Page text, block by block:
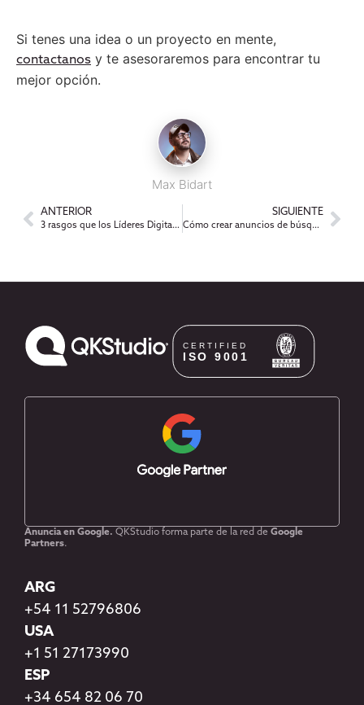
Si tenes una idea o un proyecto en mente,
contactanos y te asesoraremos para encontrar tu
mejor opción.
Max Bidart
ANTERIOR
3 rasgos que los Líderes Digitales tienen en común
SIGUIENTE
Cómo crear anuncios de búsqueda efectivos
Anuncia en Google. QKStudio forma parte de la red de Google
Partners.
ARG
+54 11 52796806
USA
+1 51 27173990
ESP
+34 654 82 06 70